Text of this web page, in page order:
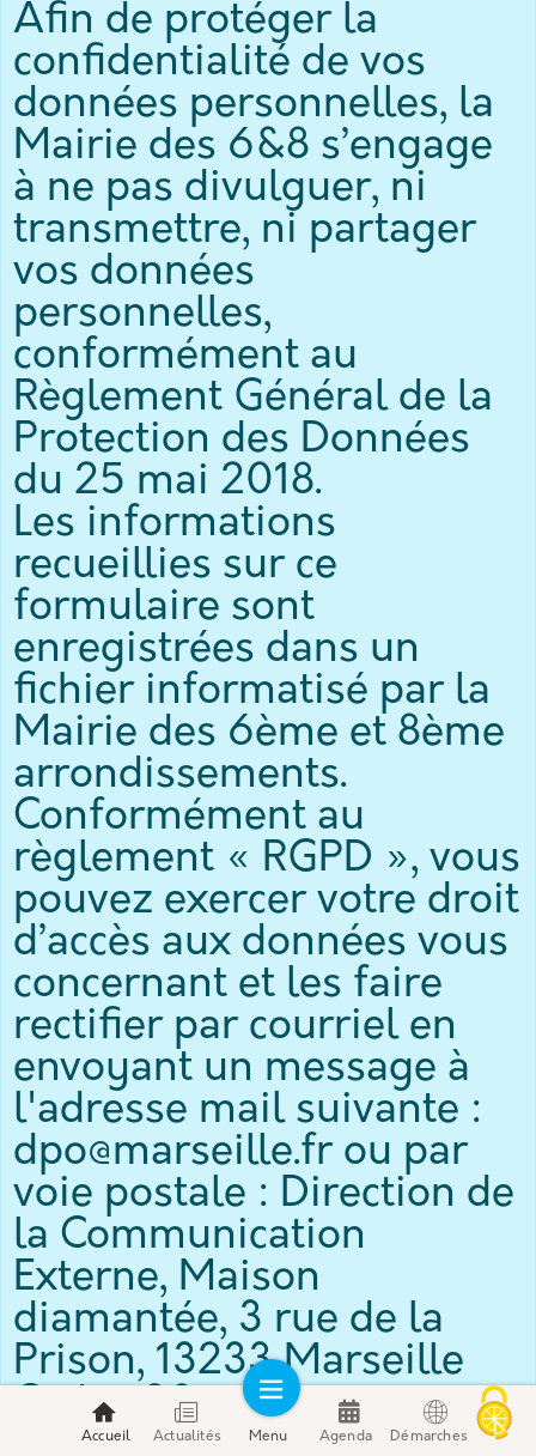
Afin de protéger la
confidentialité de vos
données personnelles, la
Mairie des 6&8 s’engage
à ne pas divulguer, ni
transmettre, ni partager
vos données
personnelles,
conformément au
Règlement Général de la
Protection des Données
du 25 mai 2018.
Les informations
recueillies sur ce
formulaire sont
enregistrées dans un
fichier informatisé par la
Mairie des 6ème et 8ème
arrondissements.
Conformément au
règlement « RGPD », vous
pouvez exercer votre droit
d’accès aux données vous
concernant et les faire
rectifier par courriel en
envoyant un message à
l'adresse mail suivante :
dpo@marseille.fr ou par
voie postale : Direction de
la Communication
Externe, Maison
diamantée, 3 rue de la
Prison, 13233 Marseille
Cedex 20.
NEWSLETTER
Recevez directement sur votre mail toute l'actualité du 6&8
!
Inscrivez-vous ici
Suivez-nous
ÉTAT CIVIL
Place Théo Lombard 13008 Marseille
Accueil sur place ou téléphonique : 04 91 55 15 84
Du lundi au vendredi de 7h45 à 16h sans interruption
Le samedi de 8h30 à 11h uniquement pour les naissances, les
reconnaissances et les décès
Contact
Mentions légales
Écrire au Maire
Déclaration d'accessibilité
Accueil Actualités Menu Agenda Démarches